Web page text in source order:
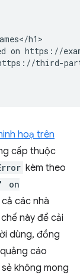
h1>
on https://
third-
hoạ trên
cấp thuộc
kèm theo
on
cả các nhà
này để cải
dùng, đồng
cáo
không mong